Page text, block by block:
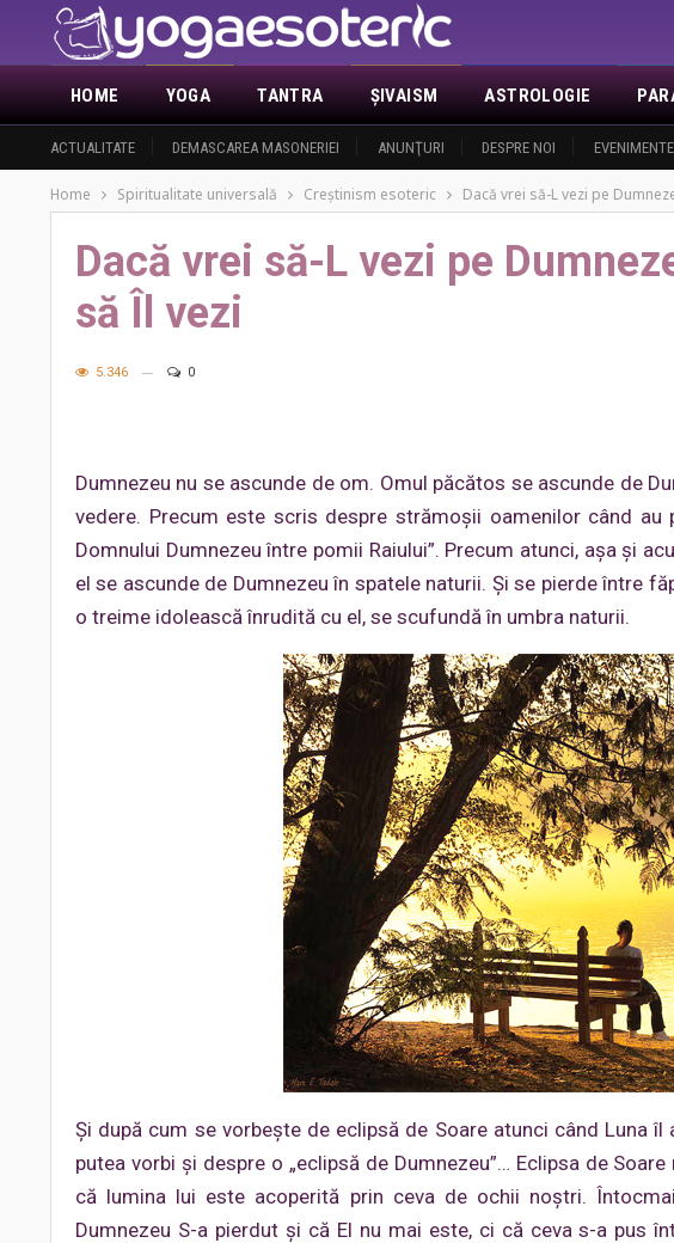
HOME
ACTUALITATE DEMASCAREA MASONERIEI ANUNŢURI DESPRE NOI EVENIMENTE
YOGA TANTRA ŞIVAISM ASTROLOGIE
Home Spiritualitate universală Creştinism esoteric Dacă vrei să-L vezi pe
Dacă vrei să-L vezi pe
să Îl vezi
5.346 0
Dumnezeu nu se ascunde de om. Omul păcătos se ascunde de
vedere. Precum este scris despre strămoşii oamenilor când
Domnului Dumnezeu între pomii Raiului”. Precum atunci, aşa şi
el se ascunde de Dumnezeu în spatele naturii. Şi se pierde între
o treime idolească înrudită cu el, se scufundă în umbra naturii.
Și după cum se vorbește de eclipsă de Soare atunci când Luna
putea vorbi și despre o „eclipsă de Dumnezeu”… Eclipsa de
că lumina lui este acoperită prin ceva de ochii noştri.
Dumnezeu S-a pierdut şi că El nu mai este, ci că ceva s-a pus